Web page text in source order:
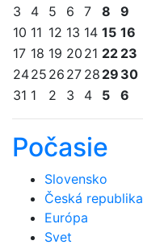
3
4 5 6 7 8
9
10 11 12 13 14 15 16
17 18 19 20 21 22 23
2425 26 27 28 29 30
31 1 2 3 4 5 6
Počasie
Slovensko
Česká republika
Európa
Svet